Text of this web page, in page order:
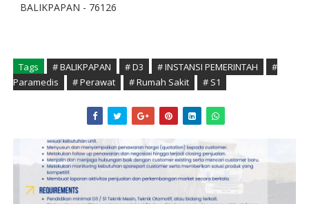
BALIKPAPAN - 76126
Tags # BALIKPAPAN # D3 # INSTANSI PEMERINTAH
#
Paramedis
# Perawat # Rumah Sakit # S1